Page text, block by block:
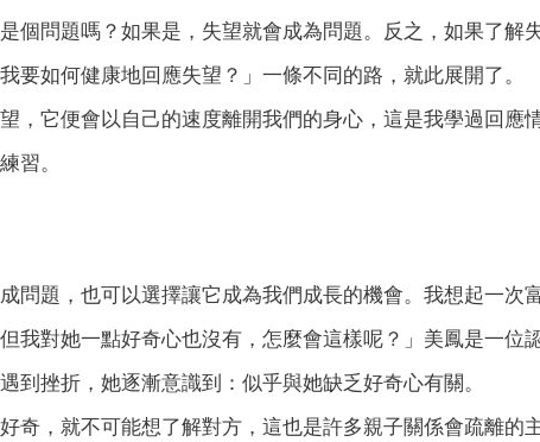
個問題嗎？如果是，失望就會成為問題。反之，如果了解
要如何健康地回應失望？」一條不同的路，就此展開了。
，它便會以自己的速度離開我們的身心，這是我學過回應
習。
問題，也可以選擇讓它成為我們成長的機會。我想起一次
我對她一點好奇心也沒有，怎麼會這樣呢？」美鳳是一位
到挫折，她逐漸意識到：似乎與她缺乏好奇心有關。
奇，就不可能想了解對方，這也是許多親子關係會疏離的